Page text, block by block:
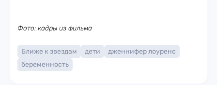
Фото: кадры из фильма
Ближе к звездам дети
дженнифер лоуренс
беременность